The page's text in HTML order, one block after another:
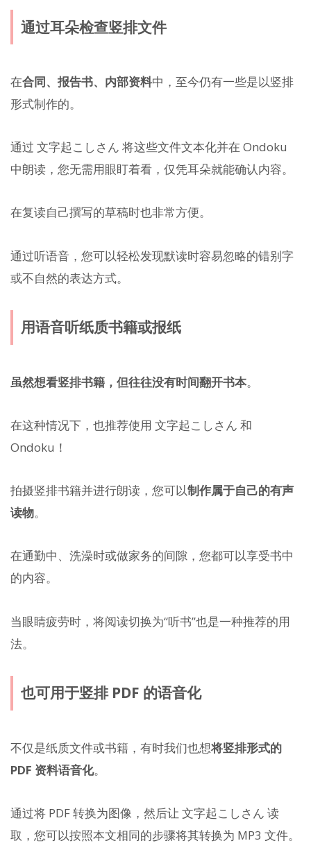
通过耳朵检查竖排文件
在合同、报告书、内部资料中，至今仍有一些是以竖排
形式制作的。
通过 文字起こしさん 将这些文件文本化并在 Ondoku
中朗读，您无需用眼盯着看，仅凭耳朵就能确认内容。
在复读自己撰写的草稿时也非常方便。
通过听语音，您可以轻松发现默读时容易忽略的错别字
或不自然的表达方式。
用语音听纸质书籍或报纸
虽然想看竖排书籍，但往往没有时间翻开书本。
在这种情况下，也推荐使用 文字起こしさん 和
Ondoku！
拍摄竖排书籍并进行朗读，您可以制作属于自己的有声
读物。
在通勤中、洗澡时或做家务的间隙，您都可以享受书中
的内容。
当眼睛疲劳时，将阅读切换为“听书”也是一种推荐的用
法。
也可用于竖排 PDF 的语音化
不仅是纸质文件或书籍，有时我们也想将竖排形式的
PDF 资料语音化。
通过将 PDF 转换为图像，然后让 文字起こしさん 读
取，您可以按照本文相同的步骤将其转换为 MP3 文件。